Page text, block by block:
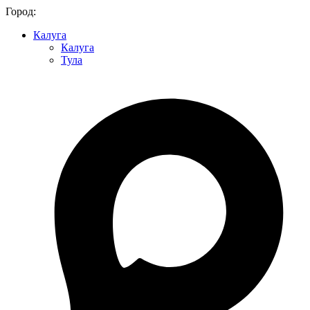
Город:
Калуга
Калуга
Тула